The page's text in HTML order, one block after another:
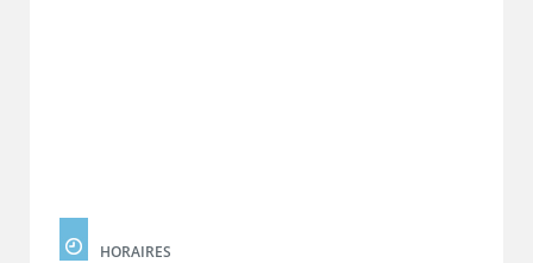
HORAIRES